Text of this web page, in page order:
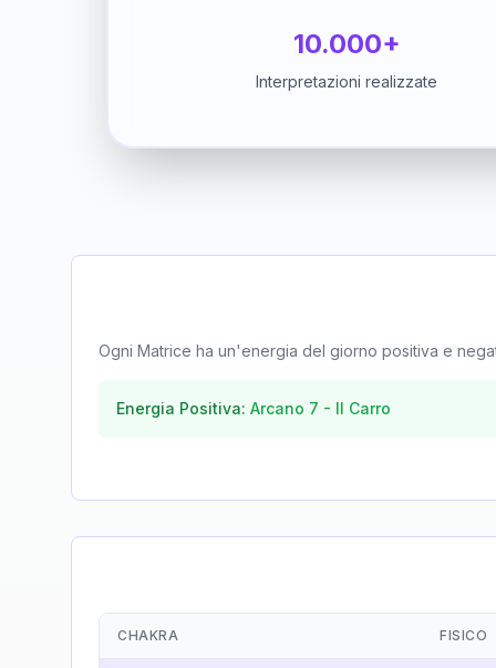
10.000+
Interpretazioni realizzate
Ogni Matrice ha un'energia del giorno positiva e
Energia Positiva: Arcano 7 - Il Carro
CHAKRA FISICO